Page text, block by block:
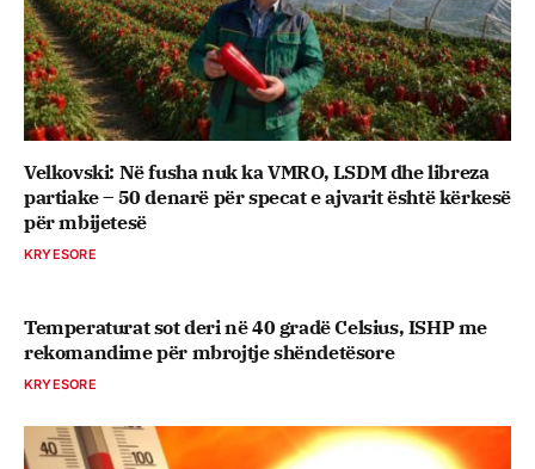
Velkovski: Në fusha nuk ka VMRO, LSDM dhe libreza
partiake – 50 denarë për specat e ajvarit është kërkesë
për mbijetesë
KRYESORE
Temperaturat sot deri në 40 gradë Celsius, ISHP me
rekomandime për mbrojtje shëndetësore
KRYESORE